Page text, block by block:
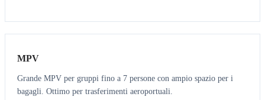
7 7
MPV
Grande MPV per gruppi fino a 7 persone con ampio spazio per i
bagagli. Ottimo per trasferimenti aeroportuali.